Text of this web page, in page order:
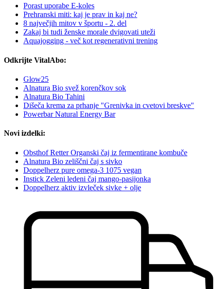
Porast uporabe E-koles
Prehranski miti: kaj je prav in kaj ne?
8 največjih mitov v športu - 2. del
Zakaj bi tudi ženske morale dvigovati uteži
Aquajogging - več kot regenerativni trening
Odkrijte VitalAbo:
Glow25
Alnatura Bio svež korenčkov sok
Alnatura Bio Tahini
Dišeča krema za prhanje "Grenivka in cvetovi breskve"
Powerbar Natural Energy Bar
Novi izdelki:
Obsthof Retter Organski čaj iz fermentirane kombuče
Alnatura Bio zeliščni čaj s sivko
Doppelherz pure omega-3 1075 vegan
Instick Zeleni ledeni čaj mango-pasijonka
Doppelherz aktiv izvleček sivke + olje